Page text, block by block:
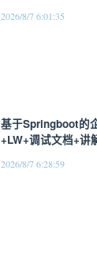
2026/8/7 6:01:35
基于Springboot的
+LW+调试文档+讲
2026/8/7 6:28:59